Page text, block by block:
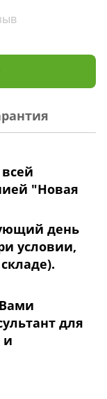
"Новая
день
условии,
для
и